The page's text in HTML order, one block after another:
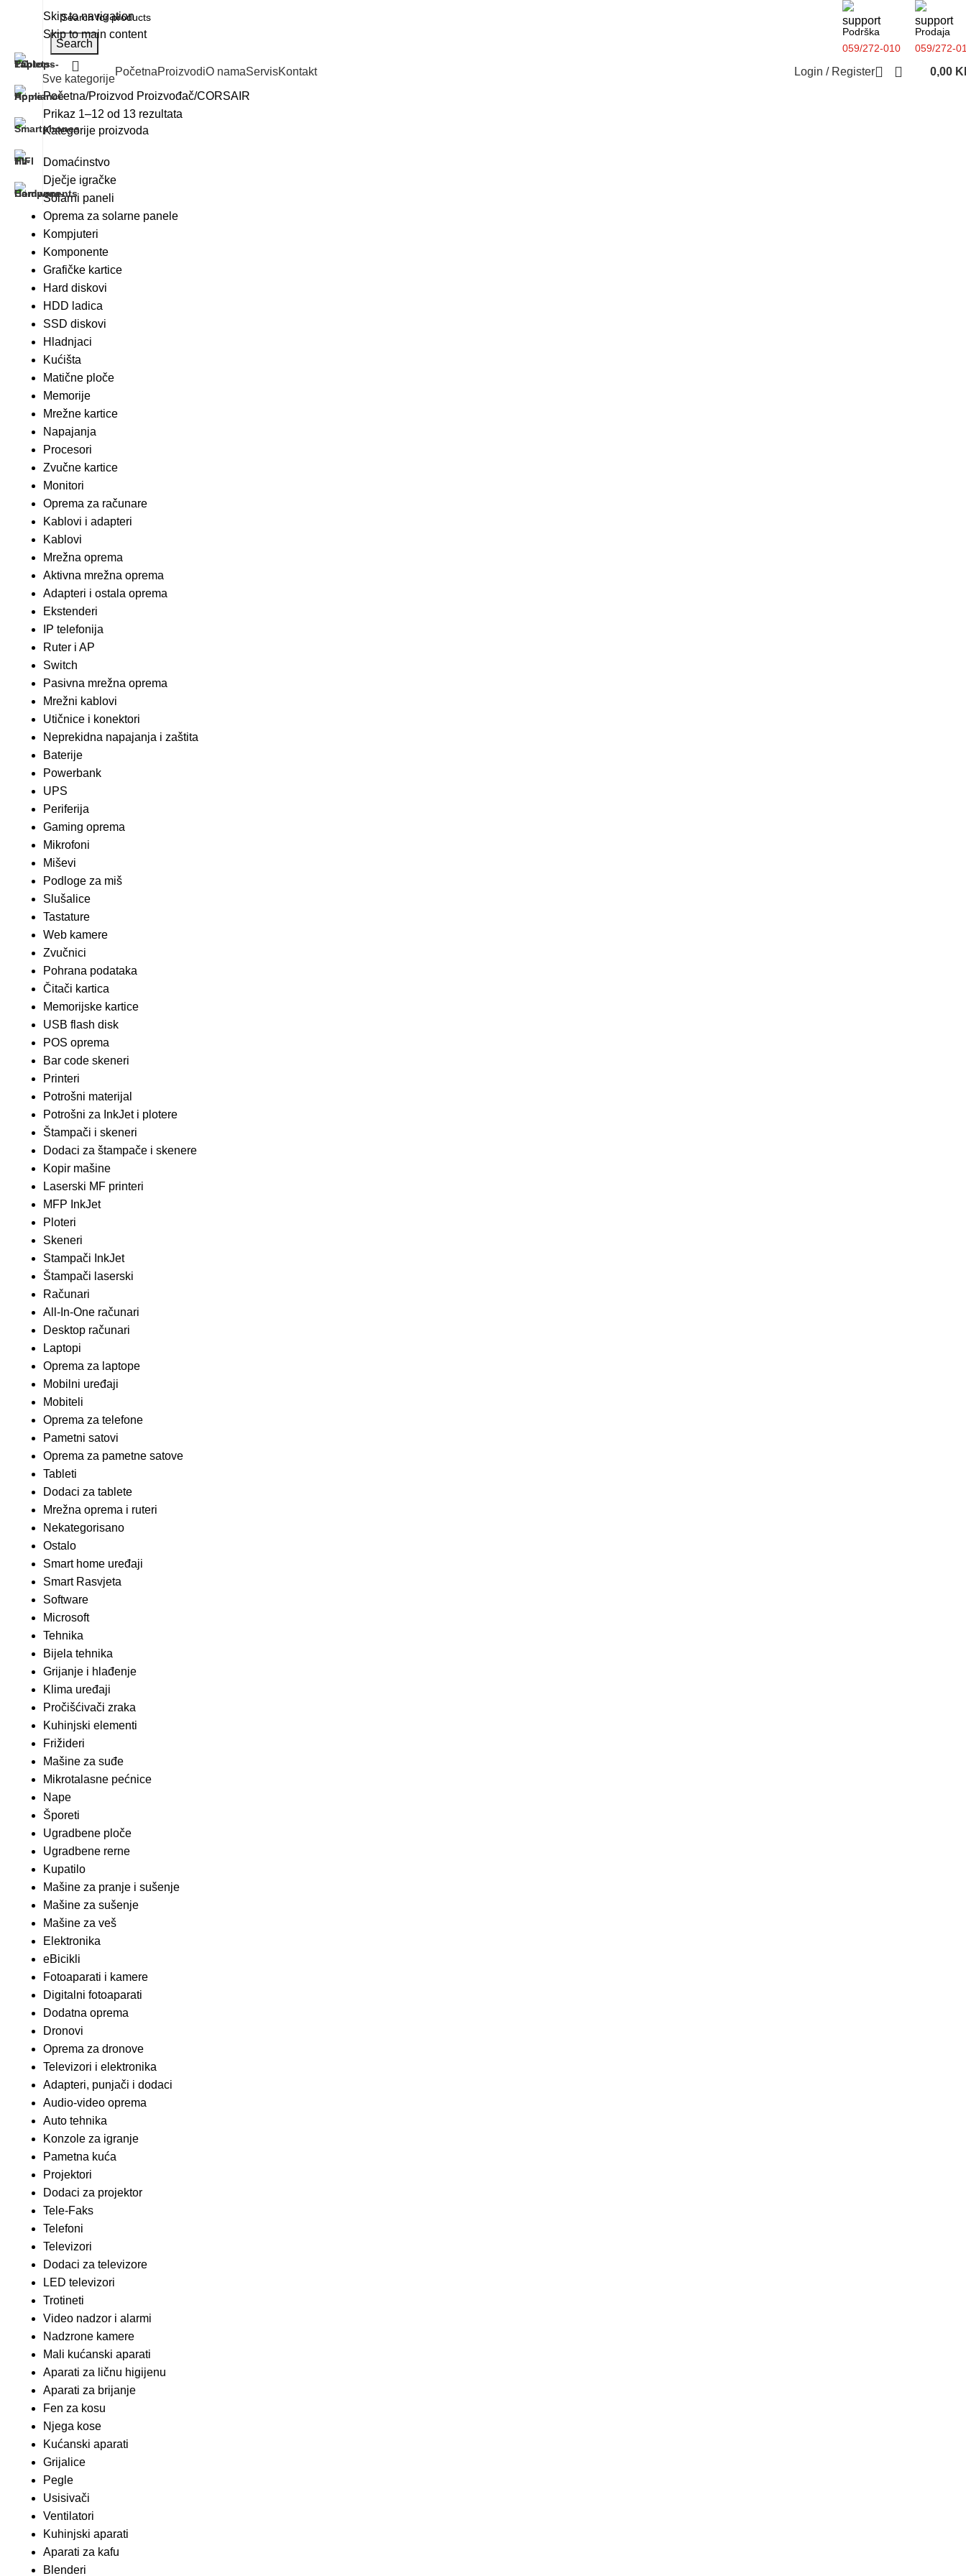
Skip to navigation
Skip to main content
Search
Podrška
059/272-010
Prodaja
059/272-
Sve kategorije
PočetnaProizvodiO namaServisKontakt Login / Register 0,00
Početna Proizvod Proizvođač CORSAIR
Prikaz 1–12 od 13 rezultata
Kategorije proizvoda
Domaćinstvo
Dječje igračke
Solarni paneli
Oprema za solarne panele
Kompjuteri
Komponente
Grafičke kartice
Hard diskovi
HDD ladica
SSD diskovi
Hladnjaci
Kućišta
Matične ploče
Memorije
Mrežne kartice
Napajanja
Procesori
Zvučne kartice
Monitori
Oprema za računare
Kablovi i adapteri
Kablovi
Mrežna oprema
Aktivna mrežna oprema
Adapteri i ostala oprema
Ekstenderi
IP telefonija
Ruter i AP
Switch
Pasivna mrežna oprema
Mrežni kablovi
Utičnice i konektori
Neprekidna napajanja i zaštita
Baterije
Powerbank
UPS
Periferija
Gaming oprema
Mikrofoni
Miševi
Podloge za miš
Slušalice
Tastature
Web kamere
Zvučnici
Pohrana podataka
Čitači kartica
Memorijske kartice
USB flash disk
POS oprema
Bar code skeneri
Printeri
Potrošni materijal
Potrošni za InkJet i plotere
Štampači i skeneri
Dodaci za štampače i skenere
Kopir mašine
Laserski MF printeri
MFP InkJet
Ploteri
Skeneri
Stampači InkJet
Štampači laserski
Računari
All-In-One računari
Desktop računari
Laptopi
Oprema za laptope
Mobilni uređaji
Mobiteli
Oprema za telefone
Pametni satovi
Oprema za pametne satove
Tableti
Dodaci za tablete
Mrežna oprema i ruteri
Nekategorisano
Ostalo
Smart home uređaji
Smart Rasvjeta
Software
Microsoft
Tehnika
Bijela tehnika
Grijanje i hlađenje
Klima uređaji
Pročišćivači zraka
Kuhinjski elementi
Frižideri
Mašine za suđe
Mikrotalasne pećnice
Nape
Šporeti
Ugradbene ploče
Ugradbene rerne
Kupatilo
Mašine za pranje i sušenje
Mašine za sušenje
Mašine za veš
Elektronika
eBicikli
Fotoaparati i kamere
Digitalni fotoaparati
Dodatna oprema
Dronovi
Oprema za dronove
Televizori i elektronika
Adapteri, punjači i dodaci
Audio-video oprema
Auto tehnika
Konzole za igranje
Pametna kuća
Projektori
Dodaci za projektor
Tele-Faks
Telefoni
Televizori
Dodaci za televizore
LED televizori
Trotineti
Video nadzor i alarmi
Nadzrone kamere
Mali kućanski aparati
Aparati za ličnu higijenu
Aparati za brijanje
Fen za kosu
Njega kose
Kućanski aparati
Grijalice
Pegle
Usisivači
Ventilatori
Kuhinjski aparati
Aparati za kafu
Blenderi